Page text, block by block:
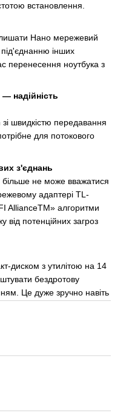
встановлення.
Нано мережевий
інших
перенесення ноутбука з
надійність
швидкістю передавання
для потокового
з'єднань
не може вважатися
адаптері TL-
AllianceТМ» алгоритми
потенційних загроз
диском з утилітою на 14
бездротову
Це дуже зручно навіть